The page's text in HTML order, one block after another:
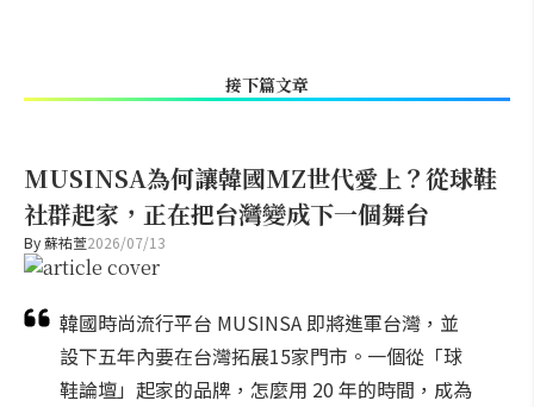
接下篇文章
MUSINSA為何讓韓國MZ世代愛上？從球鞋
社群起家，正在把台灣變成下一個舞台
By蘇祐萱2026/07/13
韓國時尚流行平台 MUSINSA 即將進軍台灣，並
設下五年內要在台灣拓展15家門市。一個從「球
鞋論壇」起家的品牌，怎麼用 20 年的時間，成為